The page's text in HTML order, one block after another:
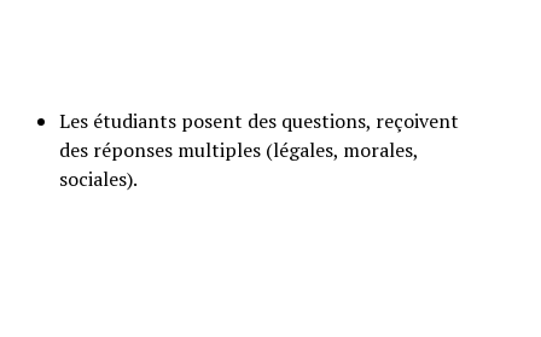
Les étudiants posent des questions, reçoivent
des réponses multiples (légales, morales,
sociales).